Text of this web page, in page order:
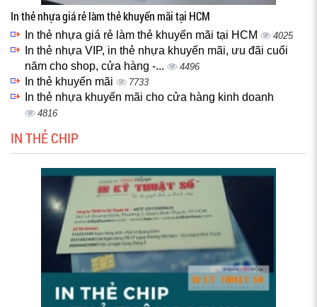
In thẻ nhựa giá rẻ làm thẻ khuyến mãi tại HCM
In thẻ nhựa giá rẻ làm thẻ khuyến mãi tại HCM 4025
In thẻ nhựa VIP, in thẻ nhựa khuyến mãi, ưu đãi cuối
năm cho shop, cửa hàng -...
4496
In thẻ khuyến mãi 7733
In thẻ nhựa khuyến mãi cho cửa hàng kinh doanh
4816
IN THẺ CHIP